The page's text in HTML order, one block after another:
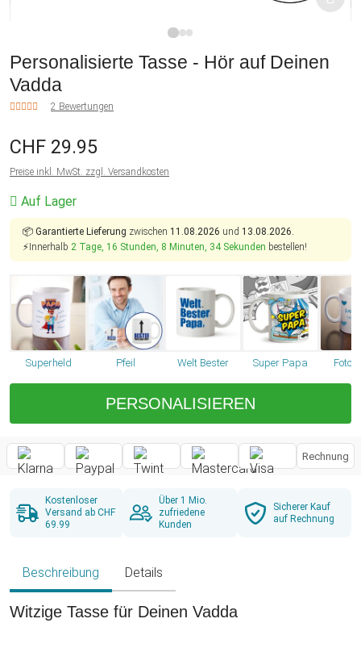
Personalisierte Tasse - Hör auf Deinen
Vadda
2 Bewertungen
CHF 29.95
Preise inkl. MwSt. zzgl. Versandkosten
Auf Lager
📦 Garantierte Lieferung zwischen 11.08.2026 und 13.08.2026.
⚡Innerhalb 2 Tage, 16 Stunden, 8 Minuten, 34 Sekunden bestellen!
Superheld Pfeil Welt Bester Super Papa Foto
PERSONALISIEREN
Rechnung
Kostenloser
Versand ab CHF
69.99
Über 1 Mio.
zufriedene
Kunden
Sicherer Kauf
auf Rechnung
Beschreibung Details
Witzige Tasse für Deinen Vadda